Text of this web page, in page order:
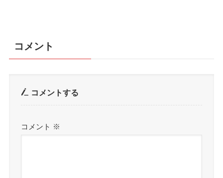
コメント
コメントする
コメント ※